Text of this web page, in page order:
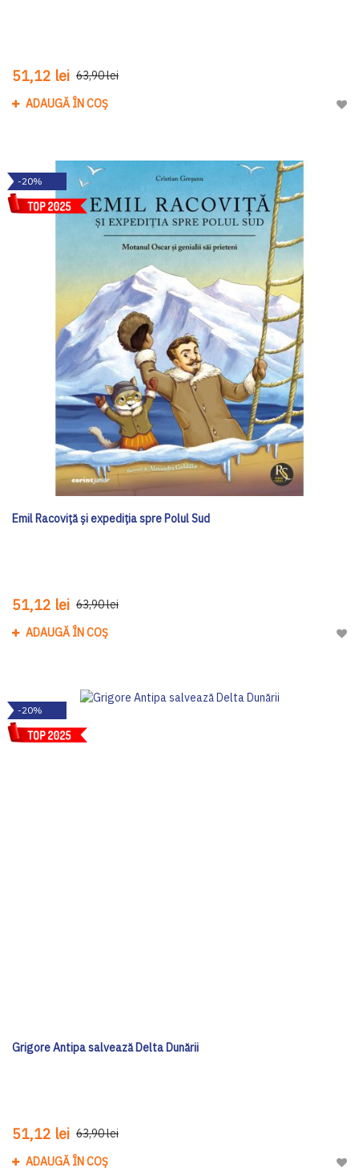
51,12 lei 63,90 lei
ADAUGĂ ÎN COȘ
-20%
Emil Racoviță și expediția spre Polul Sud
51,12 lei 63,90 lei
ADAUGĂ ÎN COȘ
-20%
Grigore Antipa salvează Delta Dunării
51,12 lei 63,90 lei
ADAUGĂ ÎN COȘ